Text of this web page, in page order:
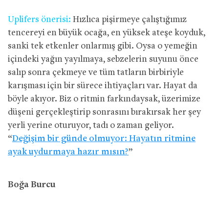
Uplifers önerisi: Hızlıca pişirmeye çalıştığımız
tencereyi en büyük ocağa, en yüksek ateşe koyduk,
sanki tek etkenler onlarmış gibi. Oysa o yemeğin
içindeki yağın yayılmaya, sebzelerin suyunu önce
salıp sonra çekmeye ve tüm tatların birbiriyle
karışması için bir sürece ihtiyaçları var. Hayat da
böyle akıyor. Biz o ritmin farkındaysak, üzerimize
düşeni gerçekleştirip sonrasını bırakırsak her şey
yerli yerine oturuyor, tadı o zaman geliyor.
“Değişim bir günde olmuyor: Hayatın ritmine
ayak uydurmaya hazır mısın?”
Boğa Burcu